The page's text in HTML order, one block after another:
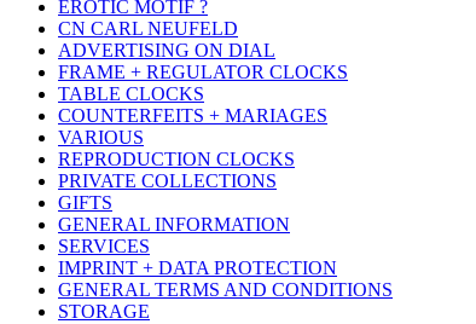
EROTIC MOTIF ?
CN CARL NEUFELD
ADVERTISING ON DIAL
FRAME + REGULATOR CLOCKS
TABLE CLOCKS
COUNTERFEITS + MARIAGES
VARIOUS
REPRODUCTION CLOCKS
PRIVATE COLLECTIONS
GIFTS
GENERAL INFORMATION
SERVICES
IMPRINT + DATA PROTECTION
GENERAL TERMS AND CONDITIONS
STORAGE